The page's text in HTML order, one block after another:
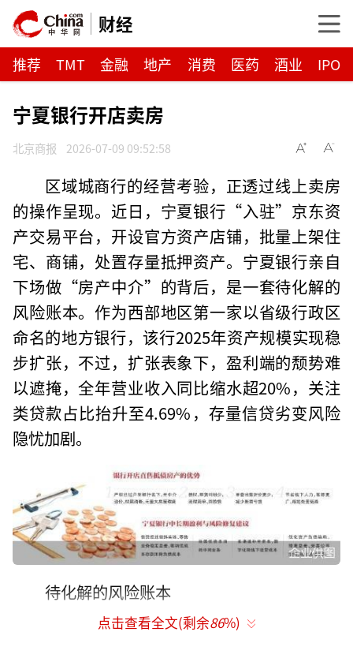
财经
推荐 TMT 金融 地产 消费 医药 酒业 IPO
宁夏银行开店卖房
北京商报 2026-07-09 09:52:58
区域城商行的经营考验，正透过线上卖房
的操作呈现。近日，宁夏银行“入驻”京东资
产交易平台，开设官方资产店铺，批量上架住
宅、商铺，处置存量抵押资产。宁夏银行亲自
下场做“房产中介”的背后，是一套待化解的
风险账本。作为西部地区第一家以省级行政区
命名的地方银行，该行2025年资产规模实现稳
步扩张，不过，扩张表象下，盈利端的颓势难
以遮掩，全年营业收入同比缩水超20%，关注
类贷款占比抬升至4.69%，存量信贷劣变风险
隐忧加剧。
待化解的风险账本
曾经深耕存贷业务的地方城商行，如今也
点击查看全文(剩余86%)